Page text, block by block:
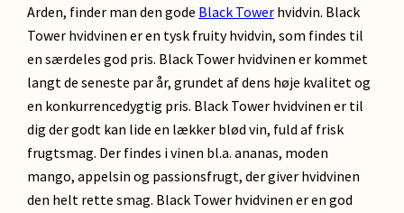
Arden, finder man den gode Black Tower hvidvin. Black
Tower hvidvinen er en tysk fruity hvidvin, som findes til
en særdeles god pris. Black Tower hvidvinen er kommet
langt de seneste par år, grundet af dens høje kvalitet og
en konkurrencedygtig pris. Black Tower hvidvinen er til
dig der godt kan lide en lækker blød vin, fuld af frisk
frugtsmag. Der findes i vinen bl.a. ananas, moden
mango, appelsin og passionsfrugt, der giver hvidvinen
den helt rette smag. Black Tower hvidvinen er en god